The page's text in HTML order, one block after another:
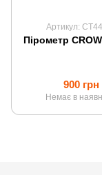
Артикул:
Пірометр
900 грн
Немає в